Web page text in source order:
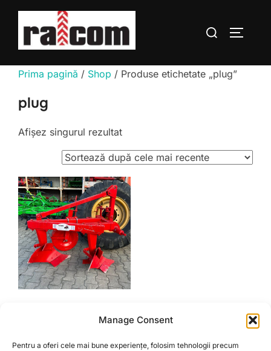
Manage Consent
Pentru a oferi cele mai bune experiențe, folosim tehnologii precum
conținut
Caută
Prima pagină / Shop / Produse etichetate „plug”
plug
Afișez singurul rezultat